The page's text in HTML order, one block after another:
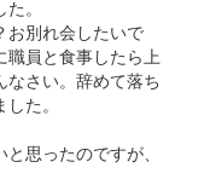
。
お別れ会したいで
職員と食事したら上
なさい。辞めて落ち
た。
思ったのですが、